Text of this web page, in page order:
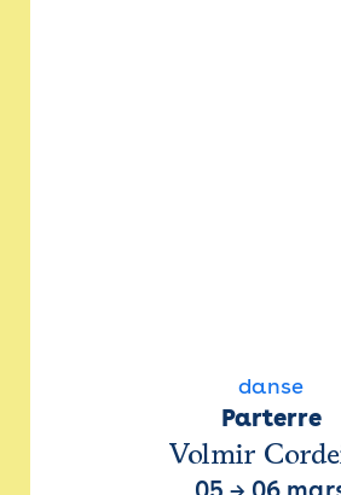
danse
Parterre
Volmir